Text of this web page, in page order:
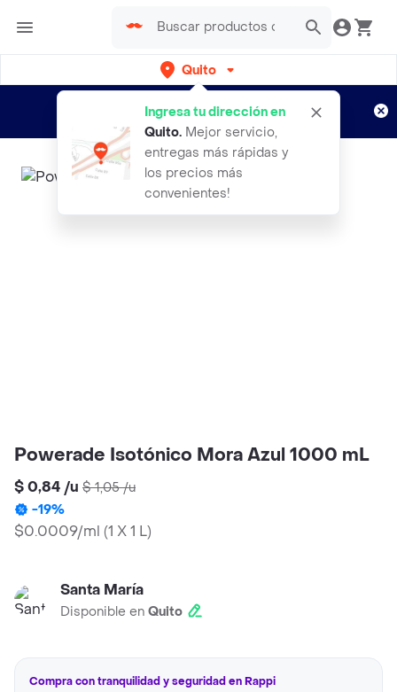
Quito
Ingresa tu dirección en
Quito. Mejor servicio,
entregas más rápidas y
los precios más
convenientes!
envíos gratis por semanas
Aplican TyC
Powerade Isotónico Mora Azul 1000 mL
$ 0,84 /u $ 1,05/u
-19%
$0.0009/ml (1 X 1 L)
Santa María
Disponible en Quito
Compra con tranquilidad y seguridad en Rappi